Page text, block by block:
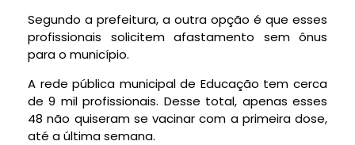
Segundo a prefeitura, a outra opção é que esses
profissionais solicitem afastamento sem ônus
para o município.
A rede pública municipal de Educação tem cerca
de 9 mil profissionais. Desse total, apenas esses
48 não quiseram se vacinar com a primeira dose,
até a última semana.